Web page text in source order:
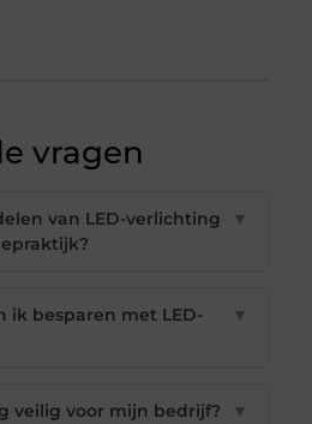
vragen
van LED-verlichting
▼
ik besparen met LED-
▼
veilig voor mijn bedrijf? ▼